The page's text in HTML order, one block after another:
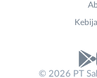
No. Telp /
© 2026 PT